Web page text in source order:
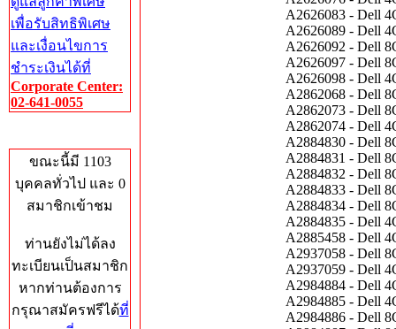
เพื่อรับสิทธิพิเศษ
และเงื่อนไขการ
ชำระเงินได้ที่
Corporate Center:
02-641-0055
ขณะนี้มี 1103
บุคคลทั่วไป และ 0
สมาชิกเข้าชม
ท่านยังไม่ได้ลง
ทะเบียนเป็นสมาชิก
หากท่านต้องการ
กรุณาสมัครฟรีได้ที่
A2626083 - Dell
A2626089 - Dell
A2626092 - Dell
A2626097 - Dell
A2626098 - Dell
A2862068 - Dell
A2862073 - Dell
A2862074 - Dell
A2884830 - Dell
A2884831 - Dell
A2884832 - Dell
A2884833 - Dell
A2884834 - Dell
A2884835 - Dell
A2885458 - Dell
A2937058 - Dell
A2937059 - Dell
A2984884 - Dell
A2984885 - Dell
A2984886 - Dell